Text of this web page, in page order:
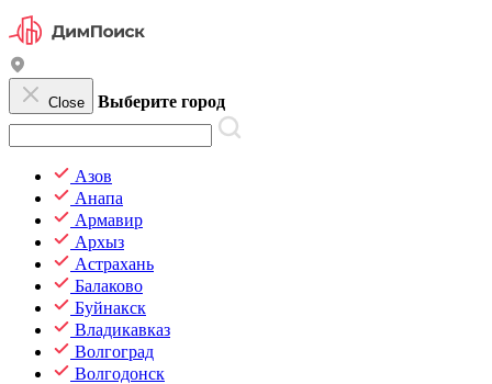
Close Выберите город
Азов
Анапа
Армавир
Архыз
Астрахань
Балаково
Буйнакск
Владикавказ
Волгоград
Волгодонск